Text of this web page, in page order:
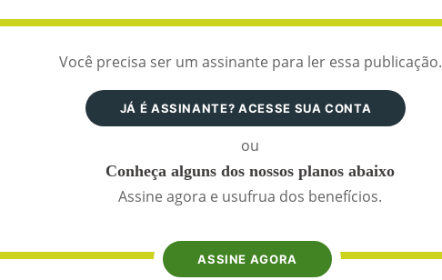
Você precisa ser um assinante para ler essa publicação.
JÁ É ASSINANTE? ACESSE SUA CONTA
ou
Conheça alguns dos nossos planos abaixo
Assine agora e usufrua dos benefícios.
ASSINE AGORA